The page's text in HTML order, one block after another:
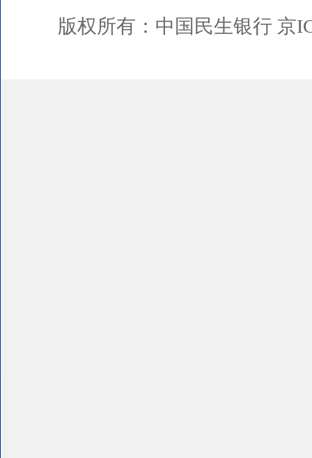
版权所有：中国民生银行 京